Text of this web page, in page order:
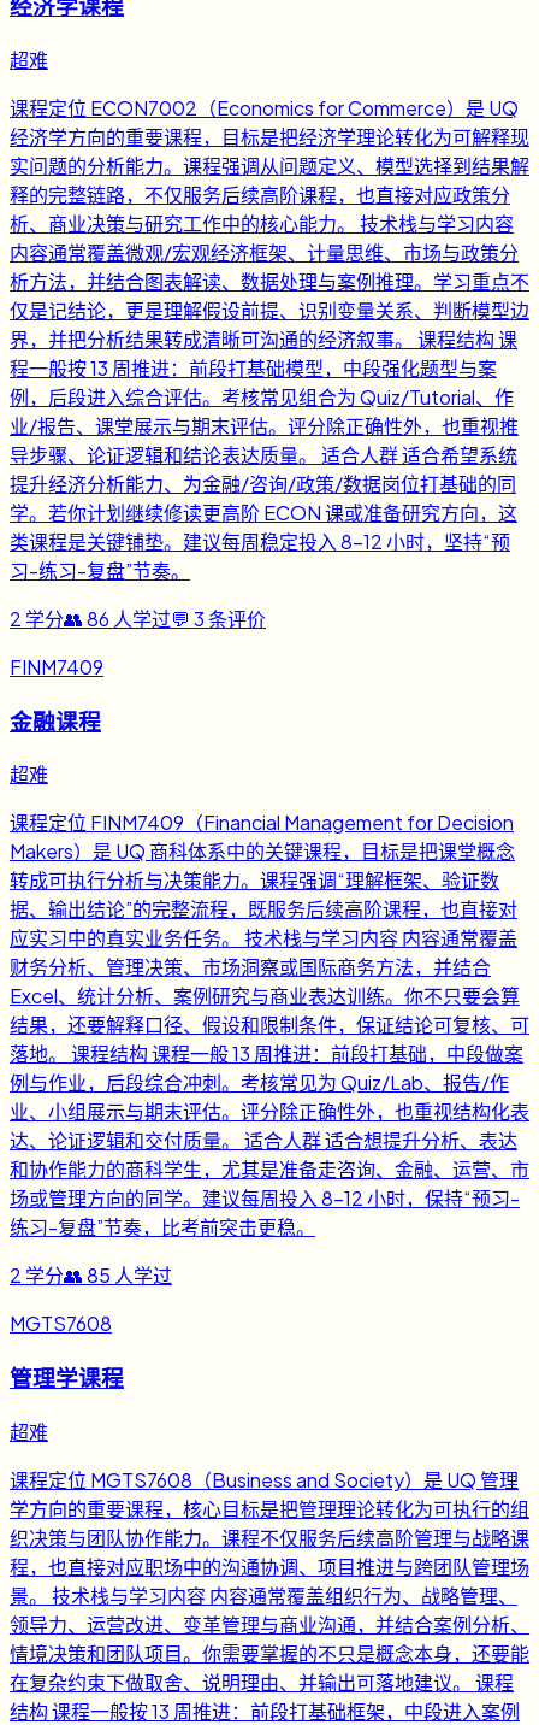
经济学课程
超难
课程定位 ECON7002（Economics for Commerce）是 UQ
经济学方向的重要课程，目标是把经济学理论转化为可解释现
实问题的分析能力。课程强调从问题定义、模型选择到结果解
释的完整链路，不仅服务后续高阶课程，也直接对应政策分
析、商业决策与研究工作中的核心能力。 技术栈与学习内容
内容通常覆盖微观/宏观经济框架、计量思维、市场与政策分
析方法，并结合图表解读、数据处理与案例推理。学习重点不
仅是记结论，更是理解假设前提、识别变量关系、判断模型边
界，并把分析结果转成清晰可沟通的经济叙事。 课程结构 课
程一般按 13 周推进：前段打基础模型，中段强化题型与案
例，后段进入综合评估。考核常见组合为 Quiz/Tutorial、作
业/报告、课堂展示与期末评估。评分除正确性外，也重视推
导步骤、论证逻辑和结论表达质量。 适合人群 适合希望系统
提升经济分析能力、为金融/咨询/政策/数据岗位打基础的同
学。若你计划继续修读更高阶 ECON 课或准备研究方向，这
类课程是关键铺垫。建议每周稳定投入 8-12 小时，坚持“预
习-练习-复盘”节奏。
2 学分👥86 人学过💬 3条评价
FINM7409
金融课程
超难
课程定位 FINM7409（Financial Management for Decision
Makers）是 UQ 商科体系中的关键课程，目标是把课堂概念
转成可执行分析与决策能力。课程强调“理解框架、验证数
据、输出结论”的完整流程，既服务后续高阶课程，也直接对
应实习中的真实业务任务。 技术栈与学习内容 内容通常覆盖
财务分析、管理决策、市场洞察或国际商务方法，并结合
Excel、统计分析、案例研究与商业表达训练。你不只要会算
结果，还要解释口径、假设和限制条件，保证结论可复核、可
落地。 课程结构 课程一般 13 周推进：前段打基础，中段做案
例与作业，后段综合冲刺。考核常见为 Quiz/Lab、报告/作
业、小组展示与期末评估。评分除正确性外，也重视结构化表
达、论证逻辑和交付质量。 适合人群 适合想提升分析、表达
和协作能力的商科学生，尤其是准备走咨询、金融、运营、市
场或管理方向的同学。建议每周投入 8-12 小时，保持“预习-
练习-复盘”节奏，比考前突击更稳。
2 学分👥85 人学过
MGTS7608
管理学课程
超难
课程定位 MGTS7608（Business and Society）是 UQ 管理
学方向的重要课程，核心目标是把管理理论转化为可执行的组
织决策与团队协作能力。课程不仅服务后续高阶管理与战略课
程，也直接对应职场中的沟通协调、项目推进与跨团队管理场
景。 技术栈与学习内容 内容通常覆盖组织行为、战略管理、
领导力、运营改进、变革管理与商业沟通，并结合案例分析、
情境决策和团队项目。你需要掌握的不只是概念本身，还要能
在复杂约束下做取舍、说明理由、并输出可落地建议。 课程
结构 课程一般按 13 周推进：前段打基础框架，中段进入案例